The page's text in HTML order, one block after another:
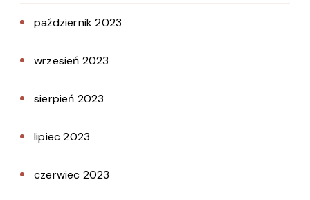
październik 2023
wrzesień 2023
sierpień 2023
lipiec 2023
czerwiec 2023